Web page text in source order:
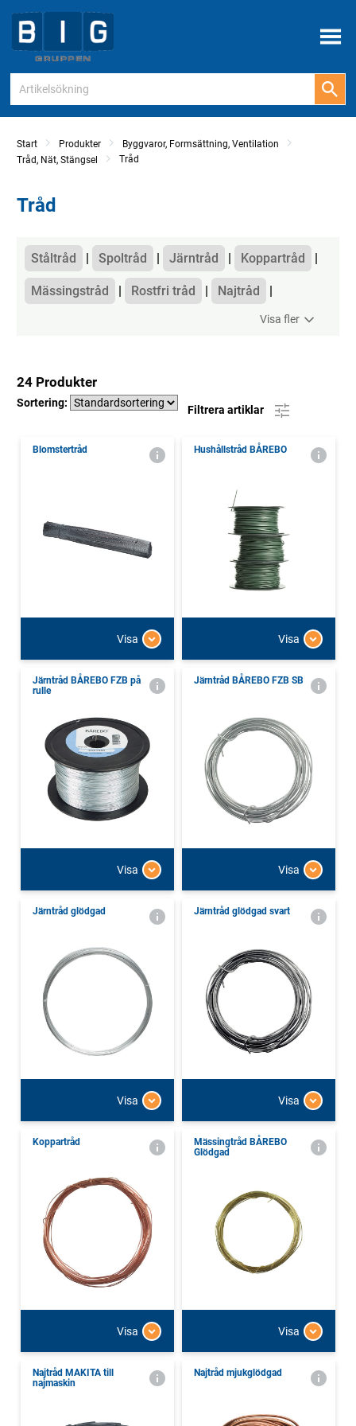
Meny
Start Produkter
Byggvaror, Formsättning, Ventilation
Tråd, Nät, Stängsel
Tråd
Tråd
Kategorier
Ståltråd Spoltråd Järntråd Koppartråd
Mässingstråd Rostfri tråd Najtråd
Visa fler
24 Produkter
Sortering:
Filtrera artiklar
Blomstertråd
Visa
Hushållstråd BÅREBO
Visa
Järntråd BÅREBO FZB på
rulle
Visa
Järntråd BÅREBO FZB SB
Visa
Järntråd glödgad
Visa
Järntråd glödgad svart
Visa
Koppartråd
Visa
Mässingtråd BÅREBO
Glödgad
Visa
Najtråd MAKITA till
najmaskin
Najtråd mjukglödgad